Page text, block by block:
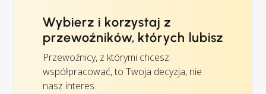
Wybierz i korzystaj z
przewoźników, których lubisz
Przewoźnicy, z którymi chcesz
współpracować, to Twoja decyzja, nie
nasz interes.